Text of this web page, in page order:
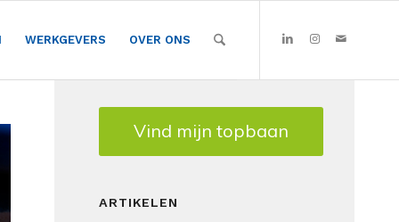
WERKGEVERS OVER ONS
Vind mijn topbaan
ARTIKELEN